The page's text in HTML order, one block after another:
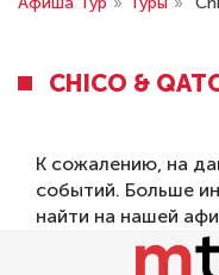
CHICO &
К сожалению, на
событий. Больше
найти на нашей